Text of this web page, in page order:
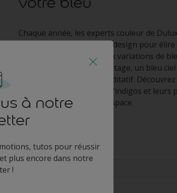
Chaque année, les experts couleur de
s'inspirent des tendances design pour
l'Année. En 2026, place aux variations de
couleur vibrante ; Bleu Vintage, un bleu
d'Encre, un bleu foncé méditatif.
cette famille polyvalente d'indigos et leurs
pour transformer votre espace.
à notre
tutos pour réussir
plus encore dans notre
!